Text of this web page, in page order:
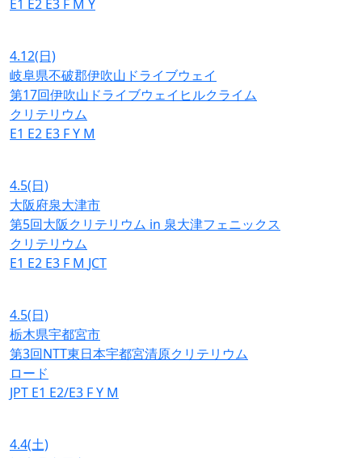
E1 E2 E3 F M Y
4.12(日)
岐阜県不破郡伊吹山ドライブウェイ
第17回伊吹山ドライブウェイヒルクライム
クリテリウム
E1 E2 E3 FY M
4.5(日)
大阪府泉大津市
第5回大阪クリテリウム in 泉大津フェニックス
クリテリウム
E1 E2 E3 F M JCT
4.5(日)
栃木県宇都宮市
第3回NTT東日本宇都宮清原クリテリウム
ロード
JPT E1 E2/E3 FY M
4.4(土)